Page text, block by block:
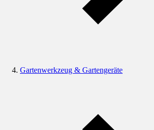
Gartenwerkzeug & Gartengeräte